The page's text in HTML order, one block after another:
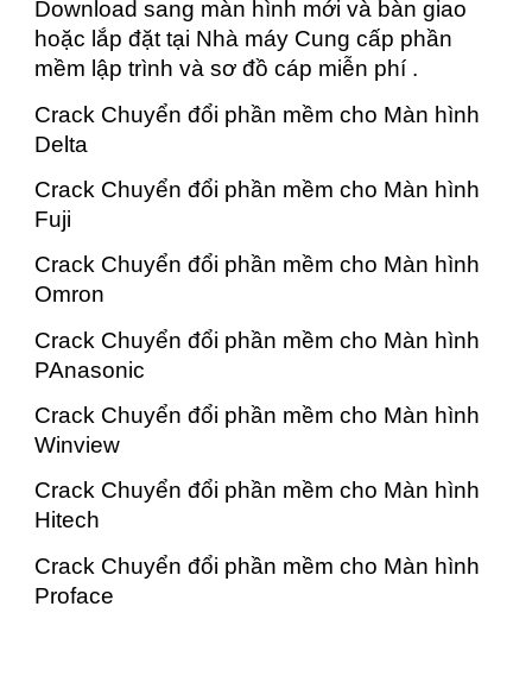
Download sang màn hình mới và bàn giao
hoặc lắp đặt tại Nhà máy Cung cấp phần
mềm lập trình và sơ đồ cáp miễn phí .
Crack Chuyển đổi phần mềm cho Màn hình
Delta
Crack Chuyển đổi phần mềm cho Màn hình
Fuji
Crack Chuyển đổi phần mềm cho Màn hình
Omron
Crack Chuyển đổi phần mềm cho Màn hình
PAnasonic
Crack Chuyển đổi phần mềm cho Màn hình
Winview
Crack Chuyển đổi phần mềm cho Màn hình
Hitech
Crack Chuyển đổi phần mềm cho Màn hình
Proface